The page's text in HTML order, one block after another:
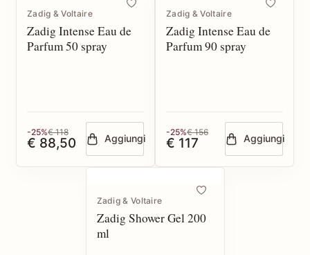
Zadig & Voltaire
Zadig Intense Eau de
Parfum 50 spray
-25%€ 118
€ 88,50 Aggiungi
Zadig & Voltaire
Zadig Intense Eau de
Parfum 90 spray
-25%€ 156
€ 117 Aggiungi
Zadig & Voltaire
Zadig Shower Gel 200
ml